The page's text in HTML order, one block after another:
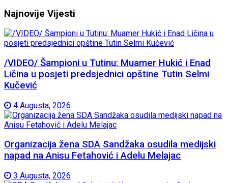
Najnovije Vijesti
/VIDEO/ Šampioni u Tutinu: Muamer Hukić i Enad
Ličina u posjeti predsjednici opštine Tutin Selmi
Kučević
4 Augusta, 2026
Organizacija žena SDA Sandžaka osudila medijski
napad na Anisu Fetahović i Adelu Melajac
3 Augusta, 2026